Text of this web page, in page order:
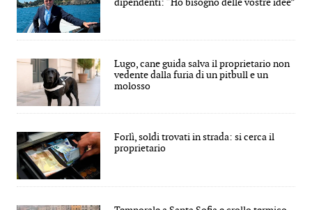
Lugo, cane guida salva il proprietario non
vedente dalla furia di un pitbull e un
molosso
Forlì, soldi trovati in strada: si cerca il
proprietario